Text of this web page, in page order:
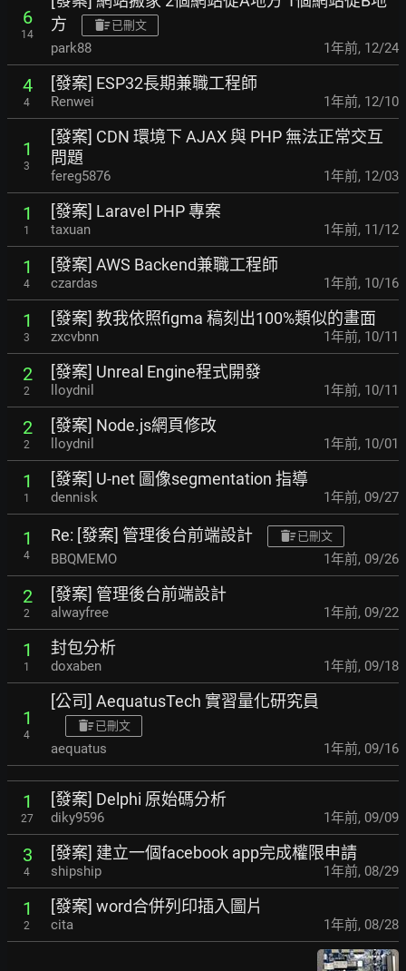
6
14
方
已刪文
park88 1年前, 12/24
4
4
[發案] ESP32長期兼職工程師
Renwei 1年前, 12/10
1
3
[發案] CDN 環境下 AJAX 與 PHP 無法正常交互
問題
fereg5876 1年前, 12/03
1
1
[發案] Laravel PHP 專案
taxuan 1年前, 11/12
1
4
[發案] AWS Backend兼職工程師
czardas 1年前, 10/16
1
3
[發案] 教我依照figma 稿刻出100%類似的畫面
zxcvbnn 1年前, 10/11
2
2
[發案] Unreal Engine程式開發
lloydnil 1年前, 10/11
2
2
[發案] Node.js網頁修改
lloydnil 1年前, 10/01
1
1
[發案] U-net 圖像segmentation 指導
dennisk 1年前, 09/27
1
4
Re: [發案] 管理後台前端設計 已刪文
BBQMEMO 1年前, 09/26
2
2
[發案] 管理後台前端設計
alwayfree 1年前, 09/22
1
1
封包分析
doxaben 1年前, 09/18
1
4
[公司] AequatusTech 實習量化研究員
已刪文
aequatus 1年前, 09/16
1
27
[發案] Delphi 原始碼分析
diky9596 1年前, 09/09
3
4
[發案] 建立一個facebook app完成權限申請
shipship 1年前, 08/29
1
2
[發案] word合併列印插入圖片
cita 1年前, 08/28